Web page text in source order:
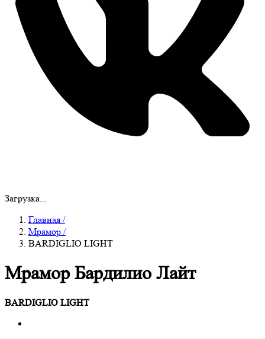
Загрузка...
Главная /
Мрамор /
BARDIGLIO LIGHT
Мрамор Бардилио Лайт
BARDIGLIO LIGHT